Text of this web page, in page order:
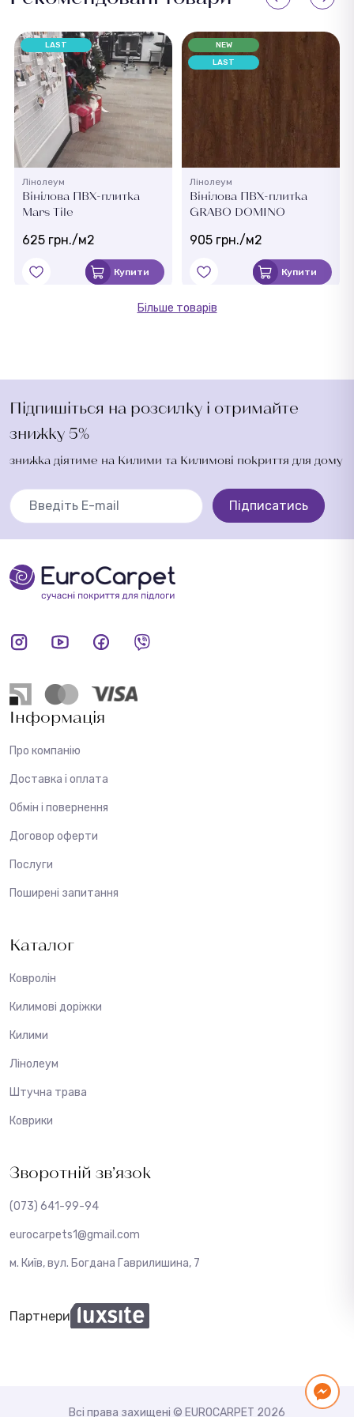
LAST
Лінолеум
Вінілова ПВХ-плитка
Mars Tile
625 грн./м2
Купити
NEW
LAST
Лінолеум
Вінілова ПВХ-плитка
GRABO DOMINO
905 грн./м2
Купити
Більше товарів
Підпишіться на розсилку і отримайте
знижку 5%
знижка діятиме на Килими та Килимові покриття для дому
Підписатись
Інформація
Про компанію
Доставка і оплата
Обмін і повернення
Договор оферти
Послуги
Поширені запитання
Каталог
Ковролін
Килимові доріжки
Килими
Лінолеум
Штучна трава
Коврики
Зворотній зв’язок
(073) 641-99-94
eurocarpets1@gmail.com
м. Київ, вул. Богдана Гаврилишина, 7
Партнери
Всі права захищені © EUROCARPET 2026